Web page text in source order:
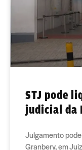
STJ pode
judicial da
Julgamento
Granbery, em